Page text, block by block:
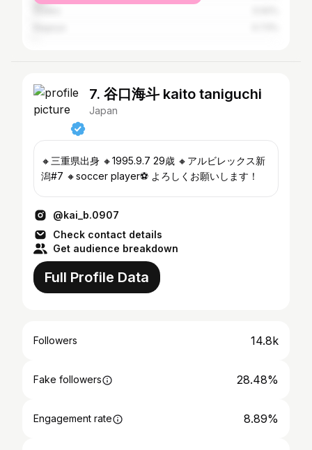
7. 谷口海斗 kaito taniguchi
Japan
🔸三重県出身 🔸1995.9.7 29歳 🔸アルビレックス新
潟#7 🔸soccer player⚽️ よろしくお願いします！
@kai_b.0907
Check contact details
Get audience breakdown
Full Profile Data
Followers 14.8k
Fake followers 28.48%
Engagement rate 8.89%